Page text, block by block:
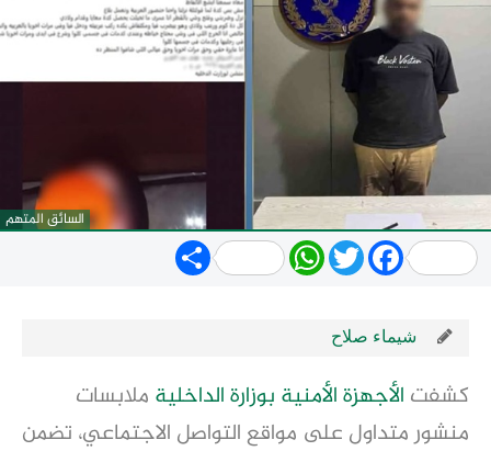
السائق المتهم
Share WhatsApp
TwitterFacebook
شيماء صلاح
كشفت الأجهزة الأمنية بوزارةالداخلية ملابسات
منشور متداول على مواقع التواصل الاجتماعي، تضمن